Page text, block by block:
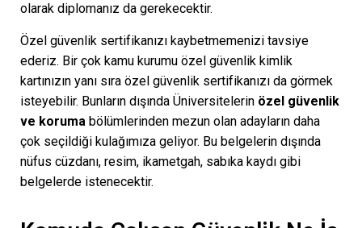
olarak diplomanız da gerekecektir.
Özel güvenlik sertifikanızı kaybetmemenizi tavsiye
ederiz. Bir çok kamu kurumu özel güvenlik kimlik
kartınızın yanı sıra özel güvenlik sertifikanızı da görmek
isteyebilir. Bunların dışında Üniversitelerin özel güvenlik
ve koruma bölümlerinden mezun olan adayların daha
çok seçildiği kulağımıza geliyor. Bu belgelerin dışında
nüfus cüzdanı, resim, ikametgah, sabıka kaydı gibi
belgelerde istenecektir.